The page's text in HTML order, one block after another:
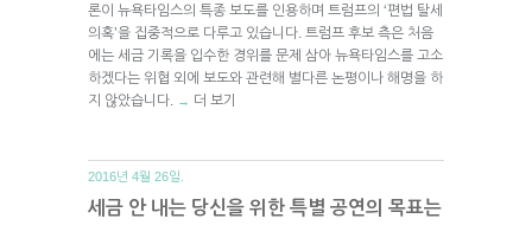
론이 뉴욕타임스의 특종 보도를 인용하며 트럼프의 ‘편법 탈세
의혹’을 집중적으로 다루고 있습니다. 트럼프 후보 측은 처음
에는 세금 기록을 입수한 경위를 문제 삼아 뉴욕타임스를 고소
하겠다는 위협 외에 보도와 관련해 별다른 논평이나 해명을 하
지 않았습니다.
→ 더 보기
2016년 4월 26일.
세금 안 내는 당신을 위한 특별 공연의 목표는